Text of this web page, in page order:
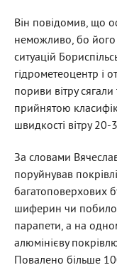
Він повідомив, що
неможливо, бо його
ситуацій
гідрометеоцентр і
пориви вітру
прийнятою
швидкості вітру
За словами
поруйнував
багатоповерхових
шиферин чи побило
парапети, а на
алюмінієву
Повалено більше